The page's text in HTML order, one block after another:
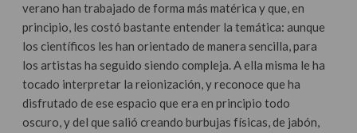
verano han trabajado de forma más matérica y que, en
principio, les costó bastante entender la temática: aunque
los científicos les han orientado de manera sencilla, para
los artistas ha seguido siendo compleja. A ella misma le ha
tocado interpretar la reionización, y reconoce que ha
disfrutado de ese espacio que era en principio todo
oscuro, y del que salió creando burbujas físicas, de jabón,